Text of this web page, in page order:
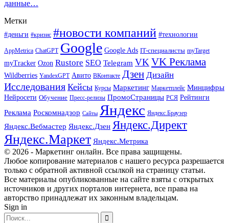
данные…
Метки
#деньги #кризис #новости компаний #технологии
AppMetrica ChatGPT Google Google Ads IT-специалисты myTarget
myTracker Ozon Rustore SEO Telegram VK VK Реклама
Wildberries YandexGPT Авито ВКонтакте Дзен Дизайн
Исследования Кейсы Курсы Маркетинг Маркетплейс Минцифры
Нейросети Обучение Пресс-релизы ПромоСтраницы РСЯ Рейтинги
Реклама Роскомнадзор Сайты Яндекс Яндекс.Браузер
Яндекс.Вебмастер Яндекс.Дзен Яндекс.Директ
Яндекс.Маркет Яндекс.Метрика
© 2026 - Маркетинг онлайн. Все права защищены.
Любое копирование материалов с нашего ресурса разрешается
только с обратной активной ссылкой на страницу статьи.
Все материалы опубликованные на сайте взяты с открытых
источников и других порталов интернета, все права на
авторство принадлежат их законным владельцам.
Sign in